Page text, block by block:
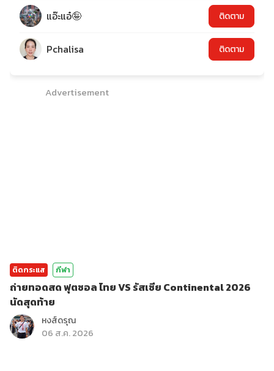
แอ๊ะแอ๋🤪 ติดตาม
Pchalisa ติดตาม
Advertisement
ติดกระแส กีฬา
ถ่ายทอดสด ฟุตซอล ไทย VS รัสเซีย Continental 2026
นัดสุดท้าย
หงส์ดรุณ
06 ส.ค. 2026